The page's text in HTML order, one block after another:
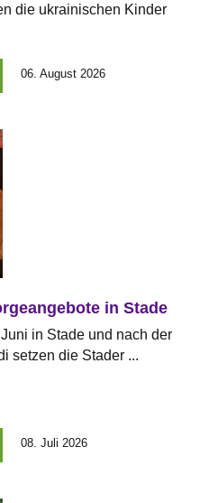
die ukrainischen Kinder
06. August 2026
in Stade
in Stade und nach der
setzen die Stader ...
08. Juli 2026